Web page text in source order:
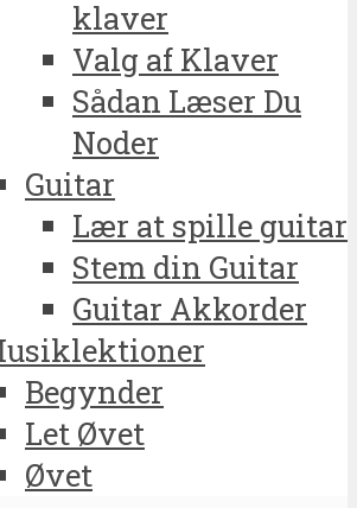
klaver
Valg af Klaver
Sådan Læser Du
Noder
Guitar
Lær at spille guitar
Stem din Guitar
Guitar Akkorder
Begynder
Let Øvet
Øvet